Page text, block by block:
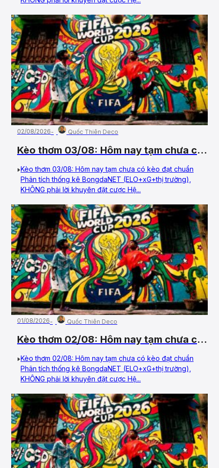
02/08/2026 Quốc Thiên Deco
Kèo thơm 03/08: Hôm nay tạm chưa có
Kèo thơm 03/08: Hôm nay tạm chưa có kèo đạt chuẩn
Phân tích thống kê BongdaNET (ELO+xG+thị trường),
KHÔNG phải lời khuyên đặt cược Hệ...
01/08/2026 Quốc Thiên Deco
Kèo thơm 02/08: Hôm nay tạm chưa có
Kèo thơm 02/08: Hôm nay tạm chưa có kèo đạt chuẩn
Phân tích thống kê BongdaNET (ELO+xG+thị trường),
KHÔNG phải lời khuyên đặt cược Hệ...